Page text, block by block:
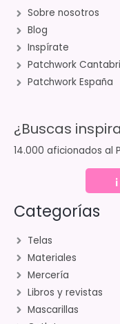
Sobre nosotros
Blog
Inspírate
Patchwork
Patchwork España
¿Buscas
14.000 aficionados al
Categorías
Telas
Materiales
Mercería
Libros y revistas
Mascarillas